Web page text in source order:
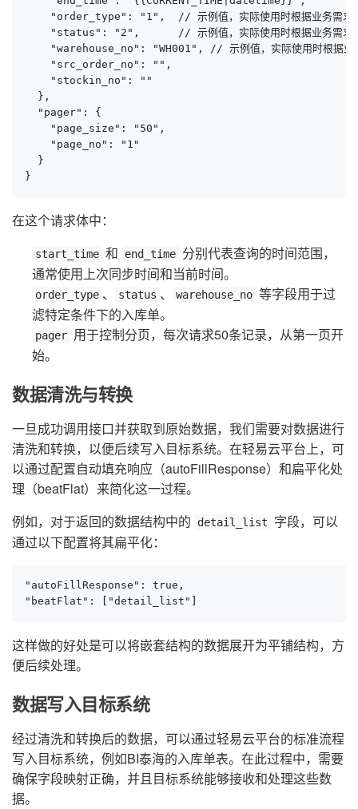
"order_type": "1",  // 示例值，实际使用时根据业务需求
"status": "2",      // 示例值，实际使用时根据业务需求
"warehouse_no": "WH001", // 示例值，实际使用时根据业
    "src_order_no": "",
    "stockin_no": ""
  },
  "pager": {
    "page_size": "50",
    "page_no": "1"
  }
}
在这个请求体中：
start_time 和 end_time 分别代表查询的时间范围，
通常使用上次同步时间和当前时间。
order_type 、 status 、 warehouse_no 等字段用于过
滤特定条件下的入库单。
pager 用于控制分页，每次请求50条记录，从第一页开
始。
数据清洗与转换
一旦成功调用接口并获取到原始数据，我们需要对数据进行
清洗和转换，以便后续写入目标系统。在轻易云平台上，可
以通过配置自动填充响应（autoFillResponse）和扁平化处
理（beatFlat）来简化这一过程。
例如，对于返回的数据结构中的
detail_list
字段，可以
通过以下配置将其扁平化：
"autoFillResponse": true,
"beatFlat": ["detail_list"]
这样做的好处是可以将嵌套结构的数据展开为平铺结构，方
便后续处理。
数据写入目标系统
经过清洗和转换后的数据，可以通过轻易云平台的标准流程
写入目标系统，例如BI泰海的入库单表。在此过程中，需要
确保字段映射正确，并且目标系统能够接收和处理这些数
据。